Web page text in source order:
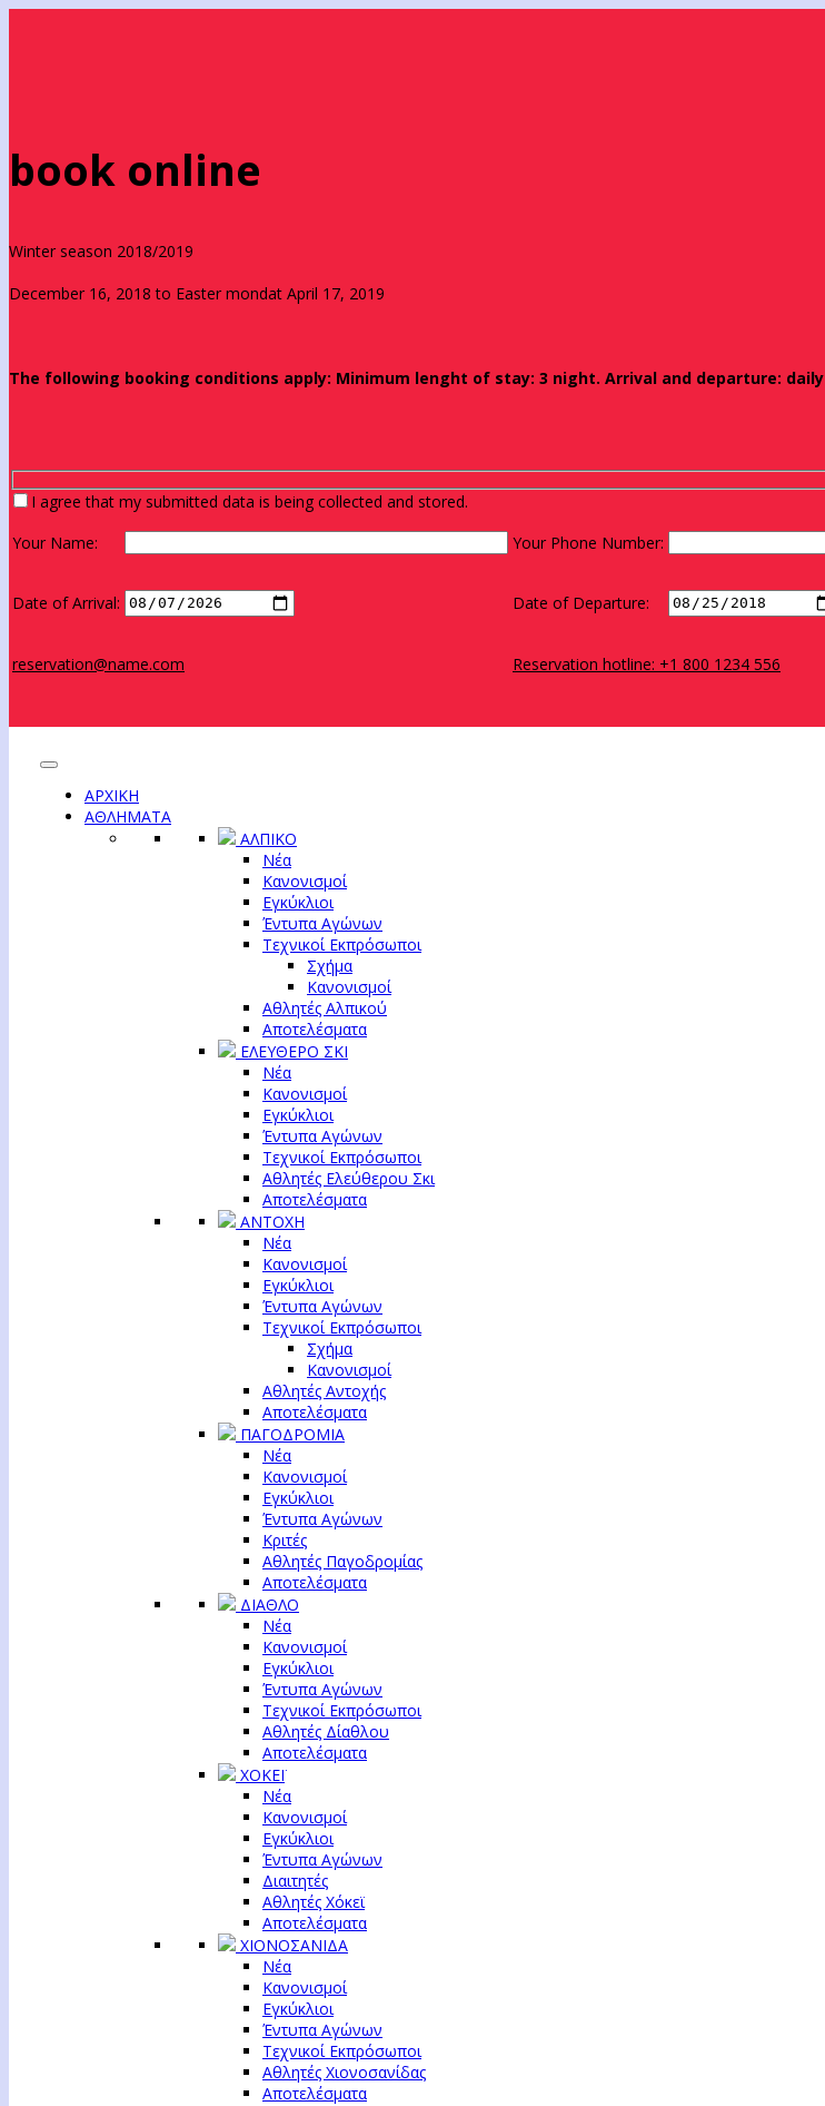
book online
Winter season 2018/2019
December 16, 2018 to Easter mondat April 17, 2019
The following booking conditions apply: Minimum lenght of stay: 3 night. Arrival and departure: daily
I agree that my submitted data is being collected and stored.
Your Name:
Your Phone Number:
Date of Arrival: Date of Departure:
reservation@name.com Reservation hotline: +1 800 1234 556
ΑΡΧΙΚΗ
ΑΘΛΗΜΑΤΑ
ΑΛΠΙΚΟ
Νέα
Κανονισμοί
Εγκύκλιοι
Έντυπα Αγώνων
Τεχνικοί Εκπρόσωποι
Σχήμα
Κανονισμοί
Αθλητές Αλπικού
Αποτελέσματα
ΕΛΕΥΘΕΡΟ ΣΚΙ
Νέα
Κανονισμοί
Εγκύκλιοι
Έντυπα Αγώνων
Τεχνικοί Εκπρόσωποι
Αθλητές Ελεύθερου Σκι
Αποτελέσματα
ΑΝΤΟΧΗ
Νέα
Κανονισμοί
Εγκύκλιοι
Έντυπα Αγώνων
Τεχνικοί Εκπρόσωποι
Σχήμα
Κανονισμοί
Αθλητές Αντοχής
Αποτελέσματα
ΠΑΓΟΔΡΟΜΙΑ
Νέα
Κανονισμοί
Εγκύκλιοι
Έντυπα Αγώνων
Κριτές
Αθλητές Παγοδρομίας
Αποτελέσματα
ΔΙΑΘΛΟ
Νέα
Κανονισμοί
Εγκύκλιοι
Έντυπα Αγώνων
Τεχνικοί Εκπρόσωποι
Αθλητές Δίαθλου
Αποτελέσματα
ΧΟΚΕΪ
Νέα
Κανονισμοί
Εγκύκλιοι
Έντυπα Αγώνων
Διαιτητές
Αθλητές Χόκεϊ
Αποτελέσματα
ΧΙΟΝΟΣΑΝΙΔΑ
Νέα
Κανονισμοί
Εγκύκλιοι
Έντυπα Αγώνων
Τεχνικοί Εκπρόσωποι
Αθλητές Χιονοσανίδας
Αποτελέσματα